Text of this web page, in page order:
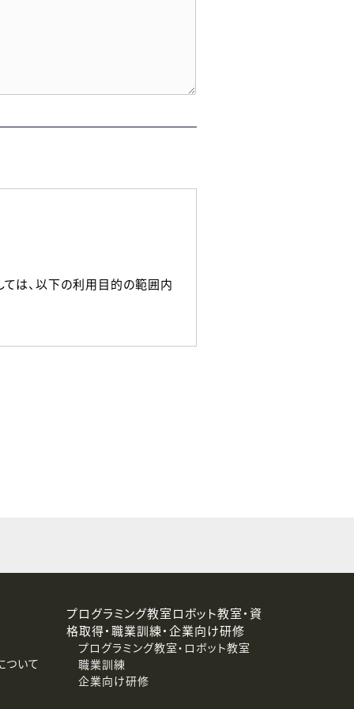
ては、以下の利用目的の範囲内
および第三者への提供停止）
ついて
プログラミング教室ロボット教室・資
格取得・職業訓練・企業向け研修
プログラミング教室・ロボット教室
職業訓練
企業向け研修